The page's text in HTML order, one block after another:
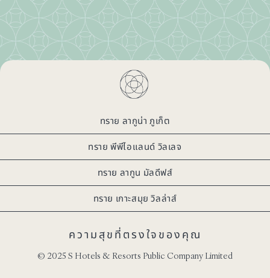
ทราย ลากูน่า ภูเก็ต
ทราย พีพีไอแลนด์ วิลเลจ
ทราย ลากูน มัลดีฟส์
ทราย เกาะสมุย วิลล่าส์
ความสุขที่ตรงใจของคุณ
© 2025 S Hotels & Resorts Public Company Limited